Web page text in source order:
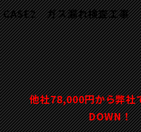
CASE2 ガス漏れ検査工事
他社78,000円から弊社
DOWN！